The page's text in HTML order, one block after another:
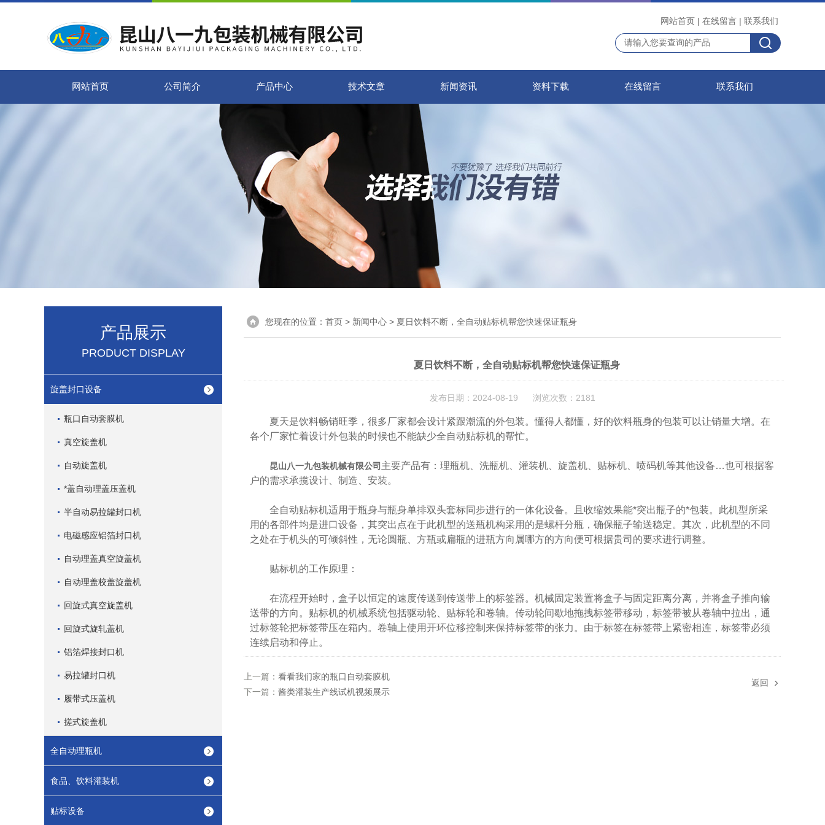
网站首页 | 在线留言 | 联系我们
网站首页 公司简介 产品中心 技术文章 新闻资讯 资料下载 在线留言 联系我们
产品展示
PRODUCT DISPLAY
旋盖封口设备
瓶口自动套膜机
真空旋盖机
自动旋盖机
*盖自动理盖压盖机
半自动易拉罐封口机
电磁感应铝箔封口机
自动理盖真空旋盖机
自动理盖校盖旋盖机
回旋式真空旋盖机
回旋式旋轧盖机
铝箔焊接封口机
易拉罐封口机
履带式压盖机
搓式旋盖机
全自动理瓶机
食品、饮料灌装机
贴标设备
您现在的位置： 首页 > 新闻中心 > 夏日饮料不断，全自动贴标机帮您快速保证瓶身
夏日饮料不断，全自动贴标机帮您快速保证瓶身
发布日期：2024-08-19 浏览次数：2181
夏天是饮料畅销旺季，很多厂家都会设计紧跟潮流的外包装。懂得人都懂，好的饮料瓶身的包装可以让销量大增。在
各个厂家忙着设计外包装的时候也不能缺少全自动贴标机的帮忙。
昆山八一九包装机械有限公司 主要产品有：理瓶机、洗瓶机、灌装机、旋盖机、贴标机、喷码机等其他设备…也可根据客
户的需求承揽设计、制造、安装。
全自动贴标机适用于瓶身与瓶身单排双头套标同步进行的一体化设备。且收缩效果能*突出瓶子的*包装。此机型所采
用的各部件均是进口设备，其突出点在于此机型的送瓶机构采用的是螺杆分瓶，确保瓶子输送稳定。其次，此机型的不同
之处在于机头的可倾斜性，无论圆瓶、方瓶或扁瓶的进瓶方向属哪方的方向便可根据贵司的要求进行调整。
贴标机的工作原理：
在流程开始时，盒子以恒定的速度传送到传送带上的标签器。机械固定装置将盒子与固定距离分离，并将盒子推向输
送带的方向。贴标机的机械系统包括驱动轮、贴标轮和卷轴。传动轮间歇地拖拽标签带移动，标签带被从卷轴中拉出，通
过标签轮把标签带压在箱内。卷轴上使用开环位移控制来保持标签带的张力。由于标签在标签带上紧密相连，标签带必须
连续启动和停止。
上一篇： 看看我们家的瓶口自动套膜机
下一篇： 酱类灌装生产线试机视频展示
返回